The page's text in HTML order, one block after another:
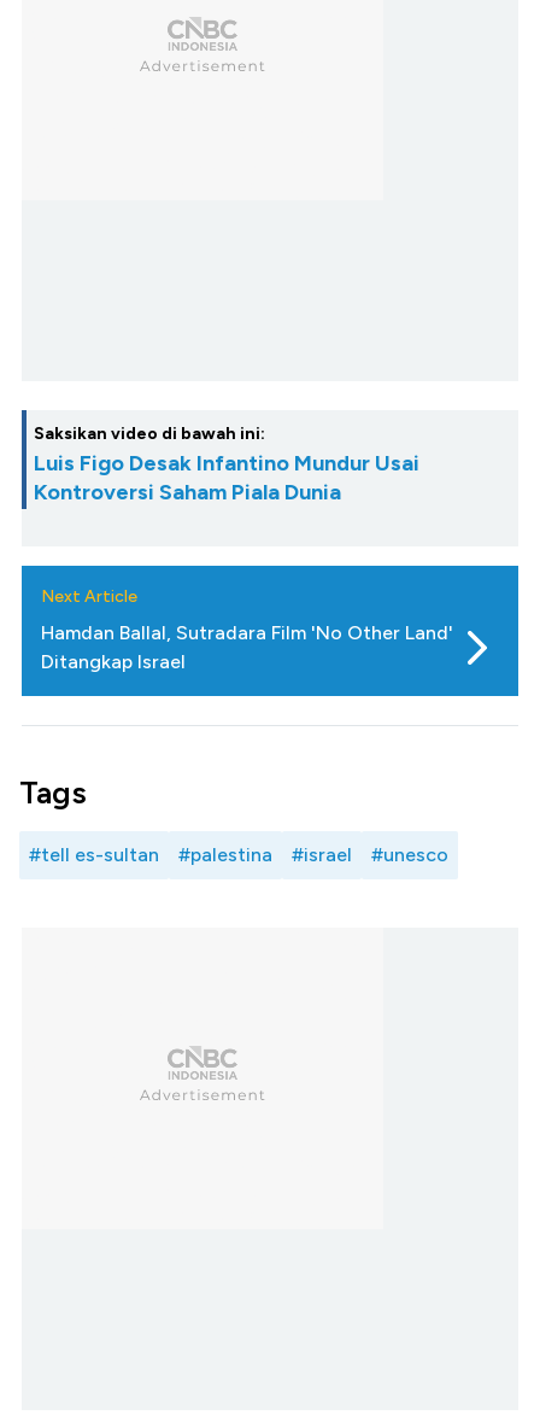
Saksikan video di bawah ini:
Luis Figo Desak Infantino Mundur Usai
Kontroversi Saham Piala Dunia
Next Article
Hamdan Ballal, Sutradara Film 'No Other Land'
Ditangkap Israel
Tags
#tell es-sultan #palestina #israel #unesco